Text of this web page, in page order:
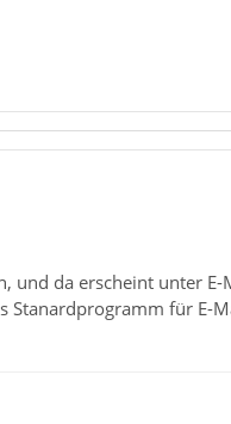
und da erscheint unter
Stanardprogramm für E-